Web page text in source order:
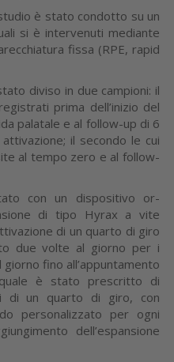
è stato condotto su un
si è intervenuti mediante
fissa (RPE, rapid
diviso in due campioni: il
pri­ma dell’inizio del
palatale e al follow-up di 6
il secondo le cui
al tempo zero e al follow-
con un dispositivo or­
di tipo Hyrax a vite
di un quarto di giro
due volte al giorno per i
fino all’appun­tamento
è stato prescritto di
di un quarto di giro, con
personaliz­zato per ogni
dell’e­spansione